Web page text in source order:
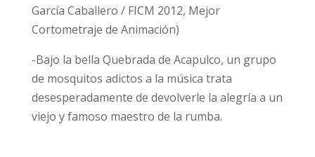
García Caballero / FICM 2012, Mejor
Cortometraje de Animación)
-Bajo la bella Quebrada de Acapulco, un grupo
de mosquitos adictos a la música trata
desesperadamente de devolverle la alegría a un
viejo y famoso maestro de la rumba.